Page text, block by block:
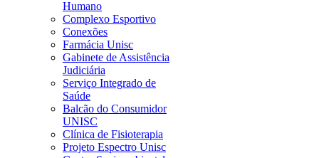
Humano
Complexo Esportivo
Conexões
Farmácia Unisc
Gabinete de Assistência
Judiciária
Serviço Integrado de
Saúde
Balcão do Consumidor
UNISC
Clínica de Fisioterapia
Projeto Espectro Unisc